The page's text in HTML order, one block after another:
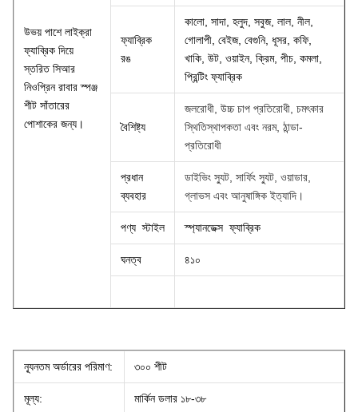
উভয় পাশে লাইক্রা
ফ্যাব্রিক দিয়ে
স্তরিত সিআর
নিওপ্রিন রাবার স্পঞ্জ
শীট সাঁতারের
পোশাকের জন্য।
ফ্যাব্রিক
রঙ
কালো, সাদা, হলুদ, সবুজ, লাল, নীল,
গোলাপী, বেইজ, বেগুনি, ধূসর, কফি,
খাকি, উট, ওয়াইন, ক্রিম, পীচ, কমলা,
প্রিন্টিং ফ্যাব্রিক
বৈশিষ্ট্য
জলরোধী, উচ্চ চাপ প্রতিরোধী, চমৎকার
স্থিতিস্থাপকতা এবং নরম, ঠান্ডা-
প্রতিরোধী
প্রধান
ব্যবহার
ডাইভিং স্যুট, সার্ফিং স্যুট, ওয়াডার,
গ্লাভস এবং আনুষাঙ্গিক ইত্যাদি।
পণ্য স্টাইল স্প্যানডেক্স ফ্যাব্রিক
ঘনত্ব ৪১০
ন্যূনতম অর্ডারের পরিমাণ: ৩০০ শীট
মূল্য: মার্কিন ডলার ১৮-৩৮